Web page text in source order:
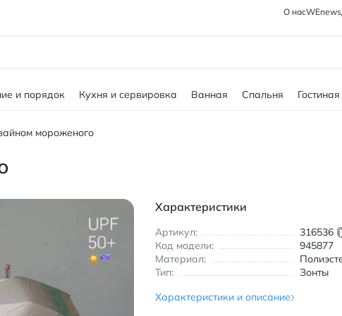
О насWEnews
и порядок Кухня и сервировка Ванная Спальня Гостиная
мороженого
Характеристики
Артикул:
316536
Код модели:
945877
Материал:
Тип:
Зонты
Характеристики и описание